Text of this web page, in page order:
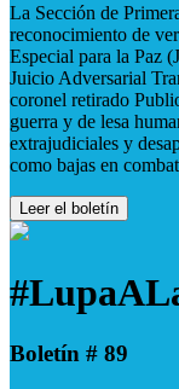
La Sección de
reconocimiento de
Especial para la Paz
Juicio Adversarial
coronel retirado
guerra y de lesa
extrajudiciales y
como bajas en
Leer el boletín
Boletín # 89